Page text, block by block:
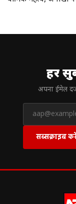
हर
अपना ईमेल
सब्सक्राइब